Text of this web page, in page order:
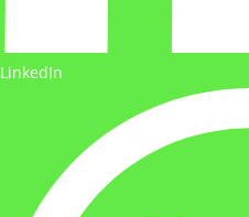
LinkedIn